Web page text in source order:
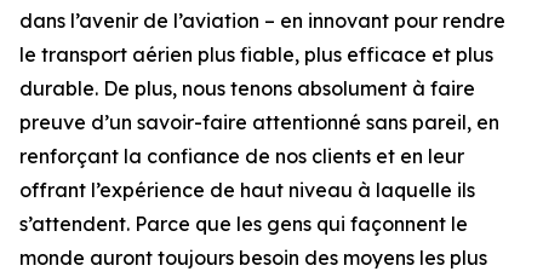
dans l’avenir de l’aviation – en innovant pour rendre
le transport aérien plus fiable, plus efficace et plus
durable. De plus, nous tenons absolument à faire
preuve d’un savoir-faire attentionné sans pareil, en
renforçant la confiance de nos clients et en leur
offrant l’expérience de haut niveau à laquelle ils
s’attendent. Parce que les gens qui façonnent le
monde auront toujours besoin des moyens les plus